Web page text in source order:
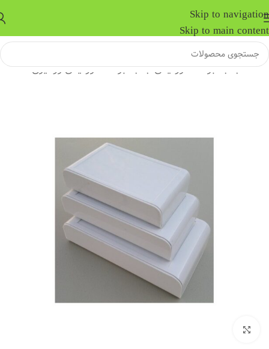
Skip to navigation
Skip to main content
خانه/جعبه برد الکترونیکی/جعبه برد الکترونیکی رومیزی